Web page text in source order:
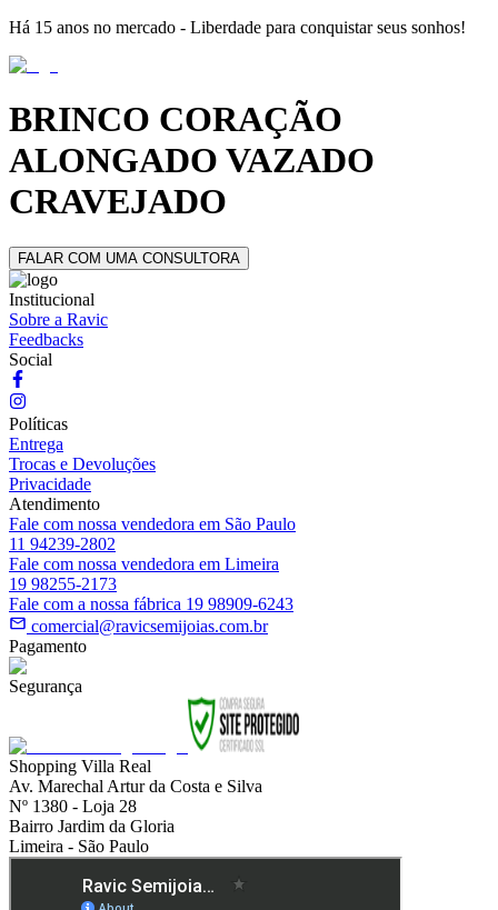
Há 15 anos no mercado - Liberdade para conquistar seus sonhos!
BRINCO CORAÇÃO
ALONGADO VAZADO
CRAVEJADO
FALAR COM UMA CONSULTORA
Institucional
Sobre a Ravic
Feedbacks
Social
Políticas
Entrega
Trocas e Devoluções
Privacidade
Atendimento
Fale com nossa vendedora em São Paulo
11 94239-2802
Fale com nossa vendedora em Limeira
19 98255-2173
Fale com a nossa fábrica 19 98909-6243
comercial@ravicsemijoias.com.br
Pagamento
Segurança
Shopping Villa Real
Av. Marechal Artur da Costa e Silva
Nº 1380 - Loja 28
Bairro Jardim da Gloria
Limeira - São Paulo